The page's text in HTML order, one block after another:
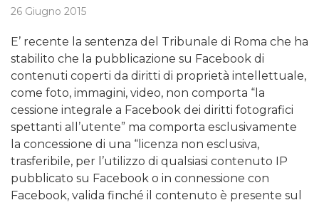
26 Giugno 2015
E’ recente la sentenza del Tribunale di Roma che ha
stabilito che la pubblicazione su Facebook di
contenuti coperti da diritti di proprietà intellettuale,
come foto, immagini, video, non comporta “la
cessione integrale a Facebook dei diritti fotografici
spettanti all’utente” ma comporta esclusivamente
la concessione di una “licenza non esclusiva,
trasferibile, per l’utilizzo di qualsiasi contenuto IP
pubblicato su Facebook o in connessione con
Facebook, valida finché il contenuto è presente sul